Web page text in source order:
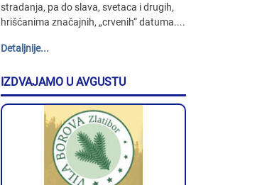
stradanja, pa do slava, svetaca i drugih,
hrišćanima značajnih, „crvenih“ datuma....
Detaljnije...
IZDVAJAMO U AVGUSTU